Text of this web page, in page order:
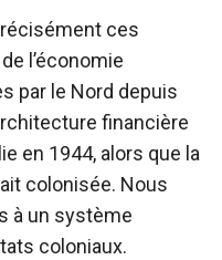
ces
l’économie
par le Nord depuis
financière
en 1944, alors que la
colonisée. Nous
à un système
coloniaux.